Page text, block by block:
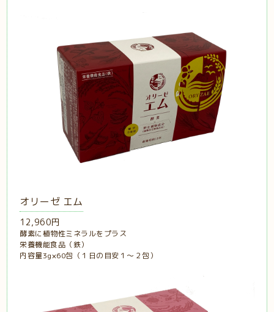
オリーゼ エム
12,960円
酵素に植物性ミネラルをプラス
栄養機能食品（鉄）
内容量3g×60包（１日の目安１〜２包）